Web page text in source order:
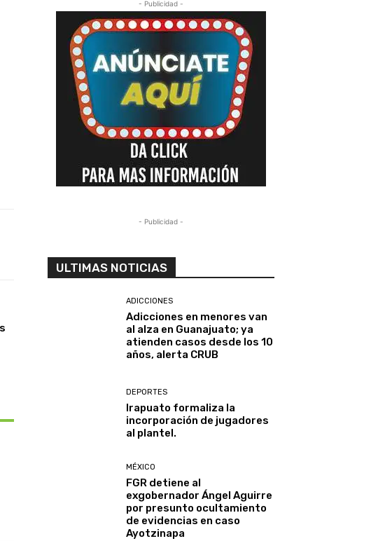
- Publicidad -
- Publicidad -
ULTIMAS NOTICIAS
ADICCIONES
Adicciones en menores van
al alza en Guanajuato; ya
atienden casos desde los 10
años, alerta CRUB
DEPORTES
Irapuato formaliza la
incorporación de jugadores
al plantel.
MÉXICO
FGR detiene al
exgobernador Ángel Aguirre
por presunto ocultamiento
de evidencias en caso
Ayotzinapa